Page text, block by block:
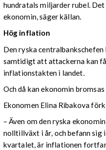
hundratals miljarder rubel.
ekonomin, säger källan.
Hög inflation
Den ryska
samtidigt att attackerna kan
inflationstakten i landet.
Och då kan ekonomin
Ekonomen Elina Ribakova
– Även om den ryska
nolltillväxt i år, och befann sig
kvartalet, är inflationen